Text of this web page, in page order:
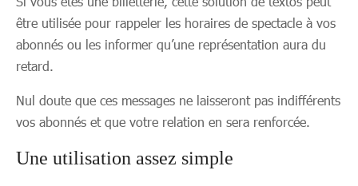
être utilisée pour rappeler les horaires de spectacle à vos
abonnés ou les informer qu’une représentation aura du
retard.
Nul doute que ces messages ne laisseront pas indifférents
vos abonnés et que votre relation en sera renforcée.
Une utilisation assez simple